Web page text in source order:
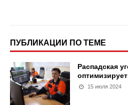
ПУБЛИКАЦИИ ПО ТЕМЕ
Распадская
15 июля 2024